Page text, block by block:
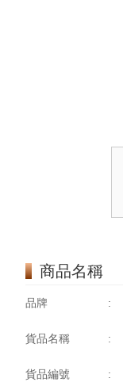
商品名稱
品牌 :
貨品名稱 :
貨品編號 :